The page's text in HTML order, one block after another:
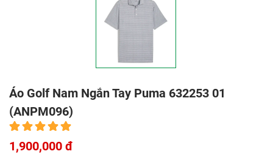
Áo Golf Nam Ngắn Tay Puma 632253 01
(ANPM096)
1,900,000 đ